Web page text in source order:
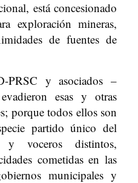
está concesionado
exploración mineras,
de fuentes de
PRSC y asociados –
esas y otras
porque todos ellos son
partido único del
y voceros distintos,
cometidas en las
municipales y